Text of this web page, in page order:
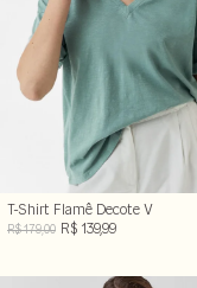
T-Shirt Flamê Decote V
R$ 179,00 R$ 139,99